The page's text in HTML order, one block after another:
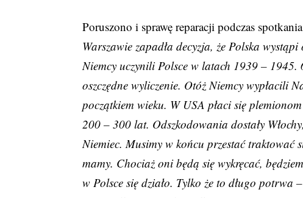
Poruszono i sprawę reparacji podczas
Warszawie zapadła decyzja, że Polska
Niemcy uczynili Polsce w latach 1939 –
oszczędne wyliczenie. Otóż Niemcy wypłacili
początkiem wieku. W USA płaci się
200 – 300 lat. Odszkodowania dostały
Niemiec. Musimy w końcu przestać traktować
mamy. Chociaż oni będą się wykręcać,
w Polsce się działo. Tylko że to długo